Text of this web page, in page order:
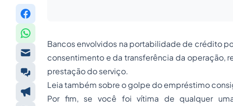
Bancos envolvidos na portabilidade de crédito
consentimento e da transferência da operação,
prestação do serviço.
Leia também sobre o golpe do empréstimo
Por fim, se você foi vítima de qualquer